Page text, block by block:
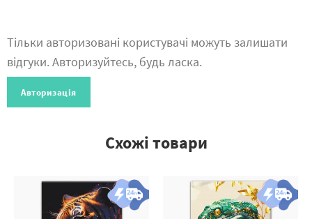
Тільки авторизовані користувачі можуть залишати
відгуки. Авторизуйтесь, будь ласка.
Авторизація
Схожі товари